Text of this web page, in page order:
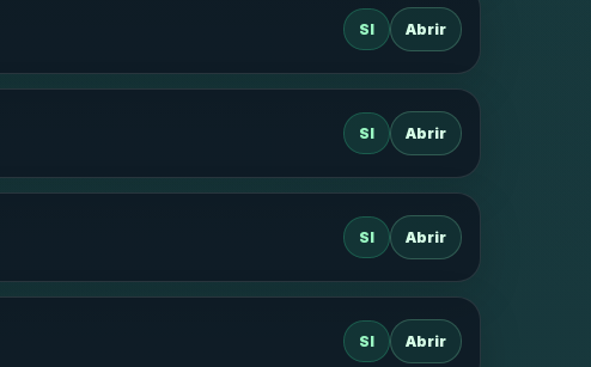
SI Abrir
SI Abrir
SI Abrir
SI Abrir